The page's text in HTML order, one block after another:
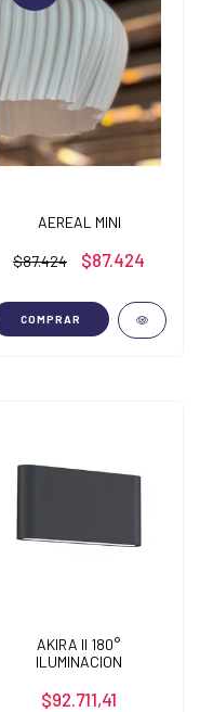
AEREAL MINI
$87.424 $87.424
COMPRAR
AKIRA II 180°
ILUMINACION
$92.711,41